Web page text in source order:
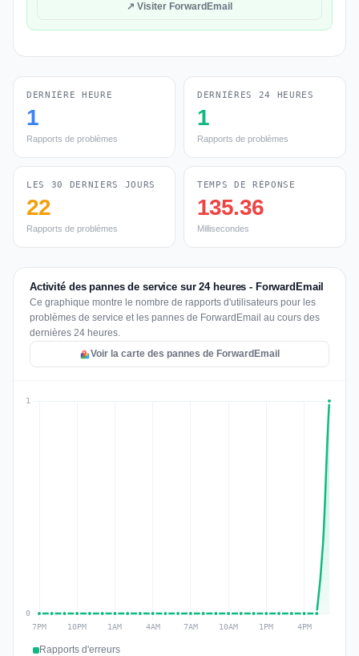
↗ Visiter ForwardEmail
DERNIÈRE HEURE
1
Rapports de problèmes
DERNIÈRES 24 HEURES
1
Rapports de problèmes
LES 30 DERNIERS JOURS
22
Rapports de problèmes
TEMPS DE RÉPONSE
135.36
Millisecondes
Activité des pannes de service sur 24 heures - ForwardEmail
Ce graphique montre le nombre de rapports d'utilisateurs pour les
problèmes de service et les pannes de ForwardEmail au cours des
dernières 24 heures.
Voir la carte des pannes de ForwardEmail
Rapports d'erreurs